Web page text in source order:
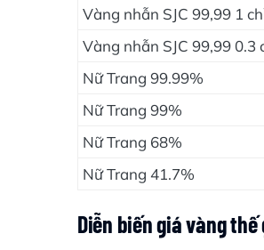
Vàng nhẫn SJC 99,99 1
Vàng nhẫn SJC 99,99 0.3
Nữ Trang 99.99%
Nữ Trang 99%
Nữ Trang 68%
Nữ Trang 41.7%
Diễn biến giá vàng